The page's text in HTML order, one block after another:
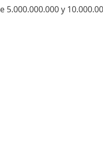
5.000.000.000 y